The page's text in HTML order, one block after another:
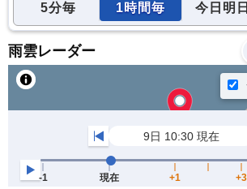
5分毎 1時間毎 今日明日
雨雲レーダー